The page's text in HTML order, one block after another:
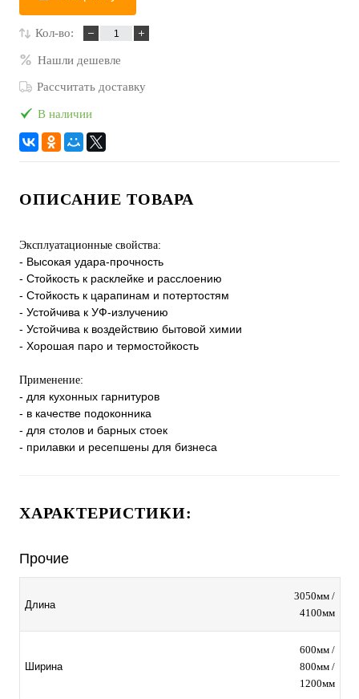
Кол-во:
Нашли дешевле
Рассчитать доставку
В наличии
ОПИСАНИЕ ТОВАРА
Эксплуатационные свойства:
- Высокая удара-прочность
- Стойкость к расклейке и расслоению
- Стойкость к царапинам и потертостям
- Устойчива к УФ-излучению
- Устойчива к воздействию бытовой химии
- Хорошая паро и термостойкость
Применение:
- для кухонных гарнитуров
- в качестве подоконника
- для столов и барных стоек
- прилавки и ресепшены для бизнеса
ХАРАКТЕРИСТИКИ:
Прочие
Длина
3050мм /
4100мм
Ширина
600мм /
800мм /
1200мм